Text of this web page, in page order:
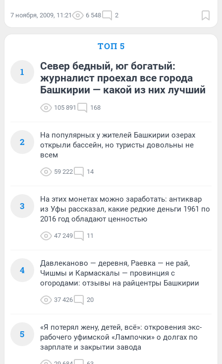
7 ноября, 2009, 11:21 6 548 2
ТОП 5
1
Север бедный, юг богатый:
журналист проехал все города
Башкирии — какой из них лучший
105 891 168
2
На популярных у жителей Башкирии озерах
открыли бассейн, но туристы довольны не
всем
59 222 14
3
На этих монетах можно заработать: антиквар
из Уфы рассказал, какие редкие деньги 1961 по
2016 год обладают ценностью
47 249 11
4
Давлеканово — деревня, Раевка — не рай,
Чишмы и Кармаскалы — провинция с
огородами: отзывы на райцентры Башкирии
37 426 20
5
«Я потерял жену, детей, всё»: откровения экс-
рабочего уфимской «Лампочки» о долгах по
зарплате и закрытии завода